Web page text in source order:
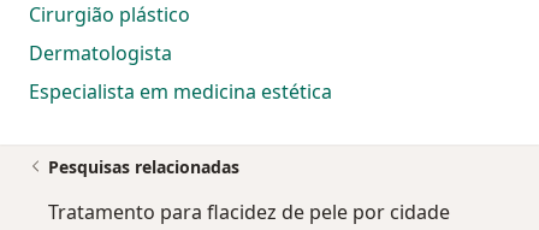
Cirurgião plástico
Dermatologista
Especialista em medicina estética
Pesquisas relacionadas
Tratamento para flacidez de pele por cidade